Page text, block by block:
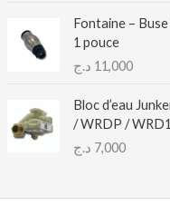
Fontaine –
1 pouce
11,000 د.ج
Bloc d’eau
/ WRDP /
7,000 د.ج